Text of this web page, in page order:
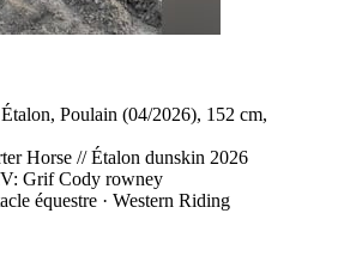
Poulain (04/2026), 152 cm,
Horse // Étalon dunskin 2026
Grif Cody rowney
équestre · Western Riding